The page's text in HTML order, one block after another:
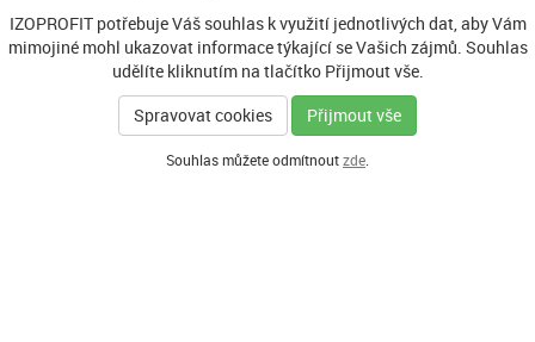
IZOPROFIT potřebuje Váš souhlas k využití jednotlivých dat, aby Vám
mimojiné mohl ukazovat informace týkající se Vašich zájmů. Souhlas
udělíte kliknutím na tlačítko Přijmout vše.
Spravovat cookies
Přijmout vše
Souhlas můžete odmítnoutzde